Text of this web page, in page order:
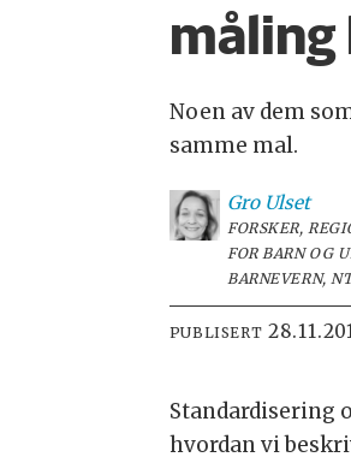
Noen av dem
samme mal.
Gro Ulset
FORSKER,
FOR BARN OG
BARNEVERN,
PUBLISERT
Standardisering
hvordan vi